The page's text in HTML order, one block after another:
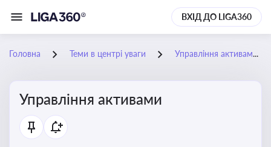
ВХІД ДО LIGA360
Головна Теми в центрі уваги Управління активами
Управління активами